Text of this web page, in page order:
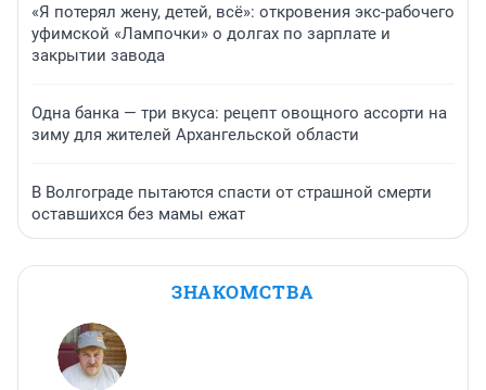
«Я потерял жену, детей, всё»: откровения экс-рабочего
уфимской «Лампочки» о долгах по зарплате и
закрытии завода
Одна банка — три вкуса: рецепт овощного ассорти на
зиму для жителей Архангельской области
В Волгограде пытаются спасти от страшной смерти
оставшихся без мамы ежат
ЗНАКОМСТВА